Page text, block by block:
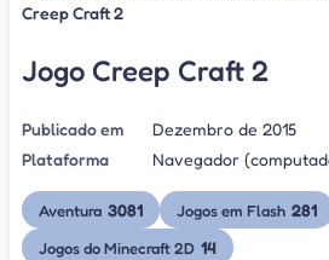
Creep Craft 2
Jogo Creep Craft 2
Publicado em
Dezembro de 2015
Plataforma
Navegador
Aventura 3081 Jogos em Flash 281
Jogos do Minecraft 2D 14